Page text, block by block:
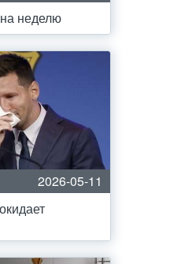
неделю
2026-05-11